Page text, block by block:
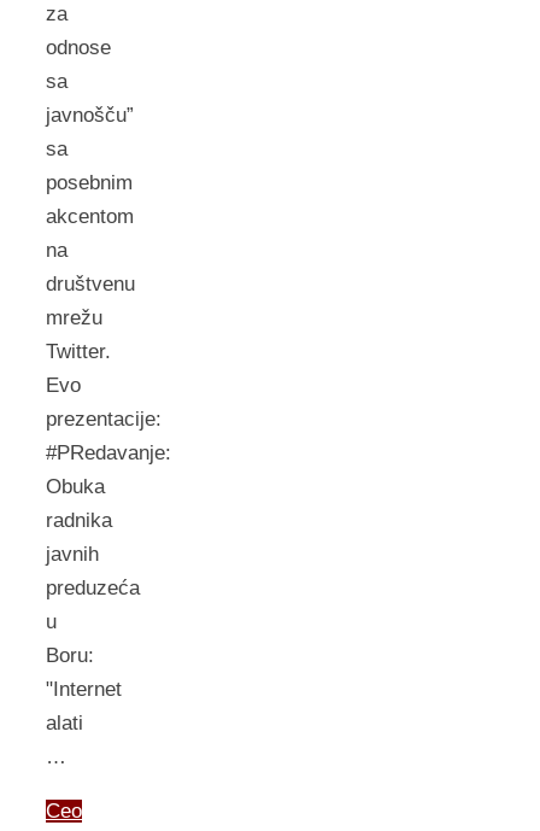
za
odnose
sa
javnošču”
sa
posebnim
akcentom
na
društvenu
mrežu
Twitter.
Evo
prezentacije:
#PRedavanje:
Obuka
radnika
javnih
preduzeća
u
Boru:
"Internet
alati
…
Ceo